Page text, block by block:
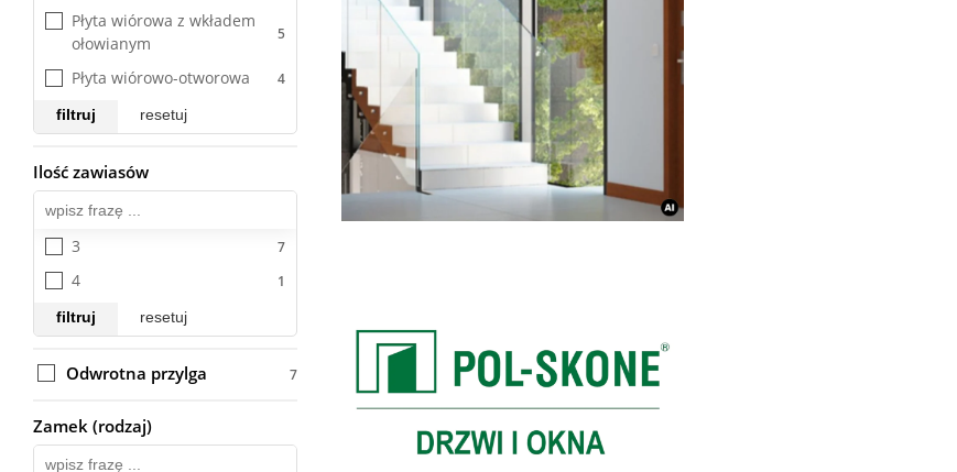
Płyta wiórowa z wkładem
ołowianym
Płyta wiórowo-otworowa
filtruj resetuj
Ilość zawiasów
3
4
filtruj resetuj
Odwrotna przylga
Zamek (rodzaj)